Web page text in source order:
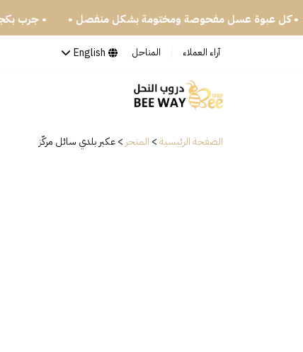
• كل عبوة عسل مفحوصة ومختومة بشكل منفصل •
آراء العملاء المناحل English
الصفحة الرئيسية> المتجر >عكبر بلدي سائل مركّز